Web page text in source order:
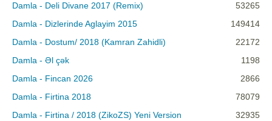
Damla - Deli Divane 2017 (Remix)
53265
Damla - Dizlerinde Aglayim 2015
149414
Damla - Dostum/ 2018 (Kamran Zahidli)
22172
Damla - Əl çək
1198
Damla - Fincan 2026
2866
Damla - Firtina 2018
78079
Damla - Firtina / 2018 (ZikoZS) Yeni Version
32935